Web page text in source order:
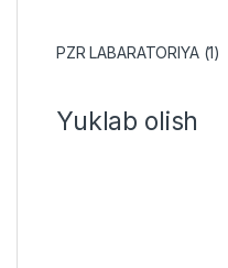
PZR LABARATORIYA (1)
Yuklab olish